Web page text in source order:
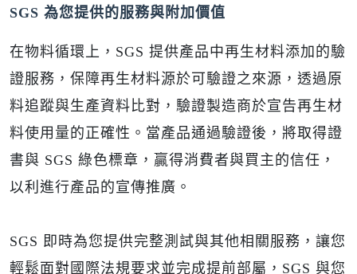
SGS 為您提供的服務與附加價值
在物料循環上，SGS 提供產品中再生材料添加的驗
證服務，保障再生材料源於可驗證之來源，透過原
料追蹤與生產資料比對，驗證製造商於宣告再生材
料使用量的正確性。當產品通過驗證後，將取得證
書與 SGS 綠色標章，贏得消費者與買主的信任，
以利進行產品的宣傳推廣。
SGS 即時為您提供完整測試與其他相關服務，讓您
輕鬆面對國際法規要求並完成提前部屬，SGS 與您